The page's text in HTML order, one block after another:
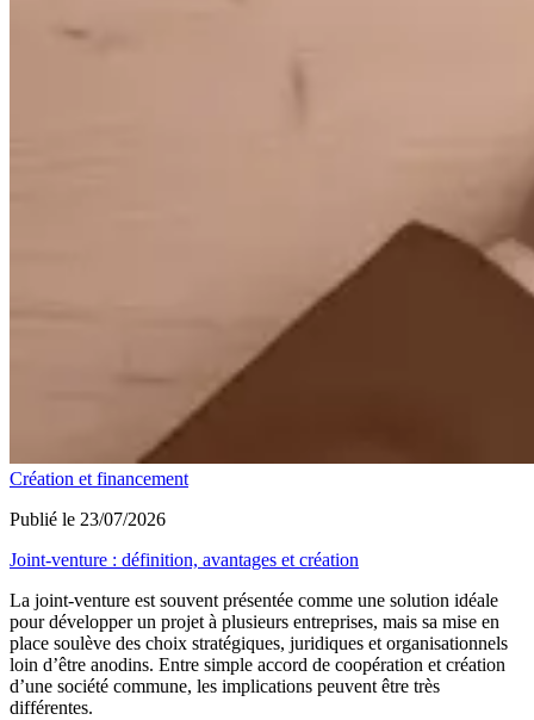
Création et financement
Publié le 23/07/2026
Joint-venture : définition, avantages et création
La joint-venture est souvent présentée comme une solution idéale
pour développer un projet à plusieurs entreprises, mais sa mise en
place soulève des choix stratégiques, juridiques et organisationnels
loin d’être anodins. Entre simple accord de coopération et création
d’une société commune, les implications peuvent être très
différentes.